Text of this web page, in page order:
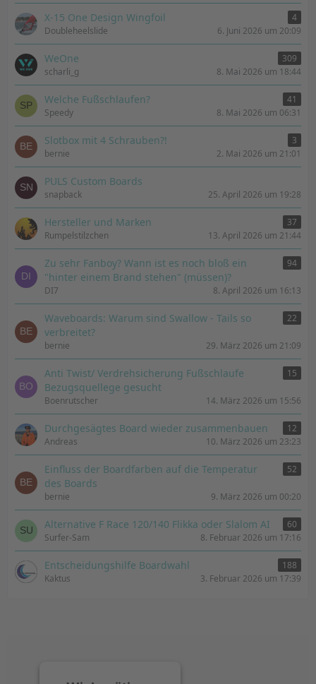
X-15 One Design Wingfoil
4
Doubleheelslide
6. Juni 2026 um 20:09
WeOne
309
scharli_g
8. Mai 2026 um 18:44
Welche Fußschlaufen?
41
Speedy
8. Mai 2026 um 06:31
Slotbox mit 4 Schrauben?!
3
bernie
2. Mai 2026 um 21:01
PULS Custom Boards
snapback 25. April 2026 um 19:28
Hersteller und Marken
37
Rumpelstilzchen
13. April 2026 um 21:44
Zu sehr Fanboy? Wann ist es noch bloß ein
"hinter einem Brand stehen" (müssen)?
94
DI7 8. April 2026 um 16:13
Waveboards: Warum sind Swallow - Tails so
verbreitet?
22
bernie 29. März 2026 um 21:09
Anti Twist/ Verdrehsicherung Fußschlaufe
Bezugsquellege gesucht
15
Boenrutscher 14. März 2026 um 15:56
Durchgesägtes Board wieder zusammenbauen
12
Andreas
10. März 2026 um 23:23
Einfluss der Boardfarben auf die Temperatur
des Boards
52
bernie 9. März 2026 um 00:20
Alternative F Race 120/140 Flikka oder Slalom AI
60
Surfer-Sam
8. Februar 2026 um 17:16
Entscheidungshilfe Boardwahl
188
Kaktus
3. Februar 2026 um 17:39